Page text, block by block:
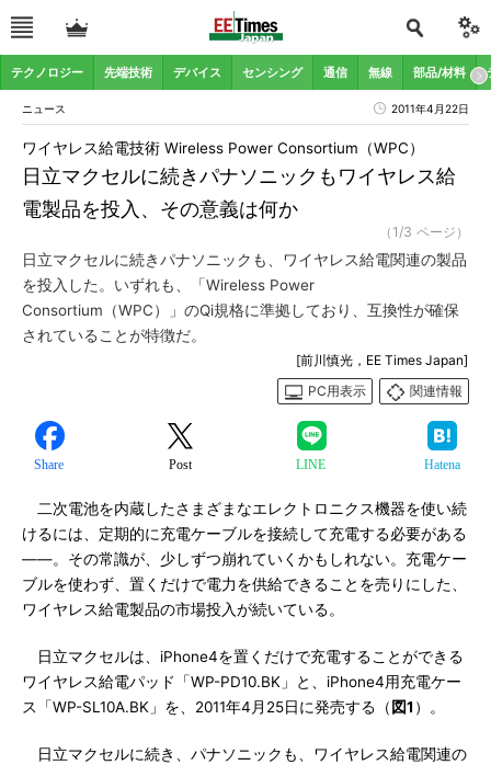
テクノロジー 先端技術 デバイス センシング 通信 無線 部品/材料
ニュース 2011年4月22日
日立マクセルに続きパナソニックもワイヤレス給
電製品を投入、その意義は何か
ワイヤレス給電技術 Wireless Power Consortium（WPC）
（1/3 ページ）
日立マクセルに続きパナソニックも、ワイヤレス給電関連の製品
を投入した。いずれも、「Wireless Power
Consortium（WPC）」のQi規格に準拠しており、互換性が確保
されていることが特徴だ。
[前川慎光，EE Times Japan]
PC用表示
関連情報
Share Post LINE Hatena
二次電池を内蔵したさまざまなエレクトロニクス機器を使い続
けるには、定期的に充電ケーブルを接続して充電する必要がある
――。その常識が、少しずつ崩れていくかもしれない。充電ケー
ブルを使わず、置くだけで電力を供給できることを売りにした、
ワイヤレス給電製品の市場投入が続いている。
日立マクセルは、iPhone4を置くだけで充電することができる
ワイヤレス給電パッド「WP-PD10.BK」と、iPhone4用充電ケー
ス「WP-SL10A.BK」を、2011年4月25日に発売する（ 図1 ）。
日立マクセルに続き、パナソニックも、ワイヤレス給電関連の